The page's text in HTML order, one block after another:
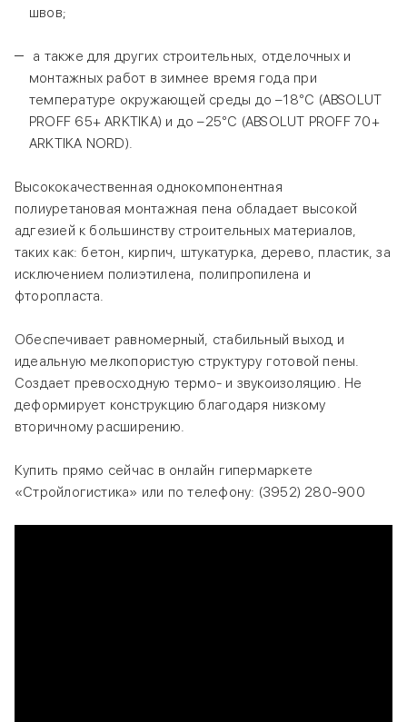
швов;
а также для других строительных, отделочных и
монтажных работ в зимнее время года при
температуре окружающей среды до –18°С (ABSOLUT
PROFF 65+ ARKTIKA) и до –25°С (ABSOLUT PROFF 70+
ARKTIKA NORD).
Высококачественная однокомпонентная
полиуретановая монтажная пена обладает высокой
адгезией к большинству строительных материалов,
таких как: бетон, кирпич, штукатурка, дерево, пластик, за
исключением полиэтилена, полипропилена и
фторопласта.
Обеспечивает равномерный, стабильный выход и
идеальную мелко­пористую структуру готовой пены.
Создает превосходную термо- и звукоизоляцию. Не
деформирует конструкцию благодаря низкому
вторичному расширению.
Купить прямо сейчас в онлайн гипермаркете
«Стройлогистика» или по телефону: (3952) 280-900